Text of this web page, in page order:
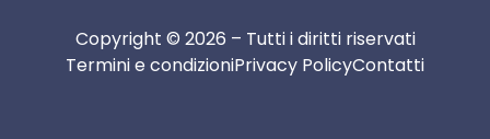
Copyright © 2026 – Tutti i diritti riservati
Termini e condizioniPrivacy PolicyContatti